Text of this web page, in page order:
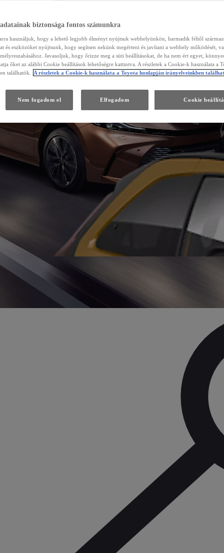
adatainak biztonsága fontos számunkra
használjuk, hogy a lehető legjobb élményt nyújtsuk webhelyünkön, harmadik féltől
és eszközöket nyújtsunk, hogy segítsen nekünk megérteni és javítani a webhely működését,
Javasoljuk, hogy őrizze meg a süti beállításokat, de ha nem ért egyet,
őket az alábbi Cookie beállítások lehetőségre kattintva. A részletek a Cookie-k használata a
találhatók.
A részletek a Cookie-k használata a Toyota honlapján irányelveinkben
Cookie
Nem fogadom el Elfogadom